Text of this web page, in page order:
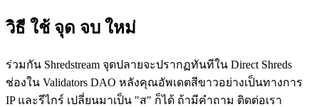
วิธี ใช้ จุด จบ ใหม่
ร่วมกัน Shredstream จุดปลายจะปรากฏทันทีใน Direct Shreds
ช่องใน Validators DAO หลังคุณอัพเดตสีขาวอย่างเป็นทางการ
IP และรีไกร์ เปลี่ยนมาเป็น "ส" ก็ได้ ถ้ามีคําถาม ติดต่อเรา